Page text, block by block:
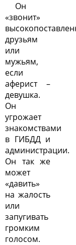
Он
«звонит»
друзьям
или
мужьям,
если
аферист –
девушка.
Он
угрожает
знакомствами
в ГИБДД и
администрации.
Он так же
может
«давить»
на жалость
или
запугивать
громким
голосом.